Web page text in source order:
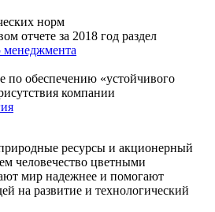
норм
отчете за 2018 год раздел
менеджмента
по обеспечению «устойчивого
компании
ресурсы и акционерный
человечество цветными
мир надежнее и помогают
на развитие и технологический